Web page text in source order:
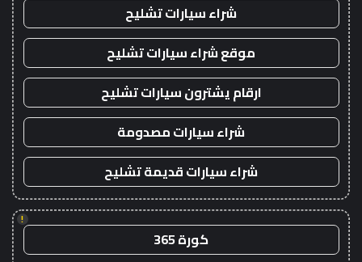
شراء سيارات تشليح
موقع شراء سيارات تشليح
ارقام يشترون سيارات تشليح
شراء سيارات مصدومة
شراء سيارات قديمة تشليح
!
كورة 365